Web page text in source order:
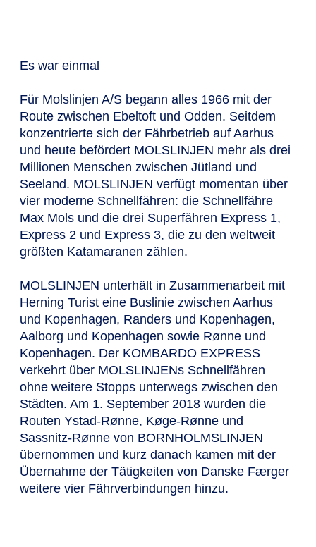
Es war einmal
Für Molslinjen A/S begann alles 1966 mit der
Route zwischen Ebeltoft und Odden. Seitdem
konzentrierte sich der Fährbetrieb auf Aarhus
und heute befördert MOLSLINJEN mehr als drei
Millionen Menschen zwischen Jütland und
Seeland. MOLSLINJEN verfügt momentan über
vier moderne Schnellfähren: die Schnellfähre
Max Mols und die drei Superfähren Express 1,
Express 2 und Express 3, die zu den weltweit
größten Katamaranen zählen.
MOLSLINJEN unterhält in Zusammenarbeit mit
Herning Turist eine Buslinie zwischen Aarhus
und Kopenhagen, Randers und Kopenhagen,
Aalborg und Kopenhagen sowie Rønne und
Kopenhagen. Der KOMBARDO EXPRESS
verkehrt über MOLSLINJENs Schnellfähren
ohne weitere Stopps unterwegs zwischen den
Städten. Am 1. September 2018 wurden die
Routen Ystad-Rønne, Køge-Rønne und
Sassnitz-Rønne von BORNHOLMSLINJEN
übernommen und kurz danach kamen mit der
Übernahme der Tätigkeiten von Danske Færger
weitere vier Fährverbindungen hinzu.